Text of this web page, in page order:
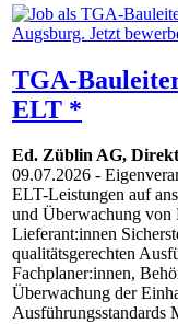
TGA-
ELT *
Ed. Züblin AG,
09.07.2026 -
ELT-Leistungen auf
und Überwachung von
Lieferant:innen
qualitätsgerechten
Fachplaner:innen,
Überwachung der
Ausführungsstandards